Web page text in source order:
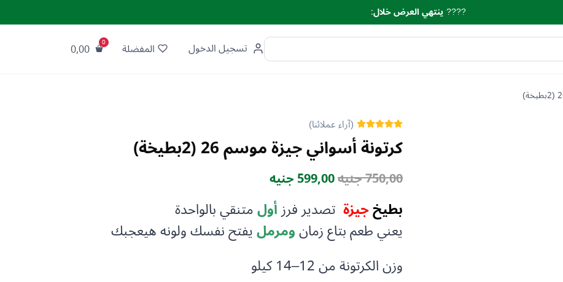
????ينتهي العرض خلال:
تسجيل الدخول المفضلة 0,00
كرتونة أسواني جيزة موسم 26 (2بطيخة)
750,00جنيهالسعر
هو:
750,00 جنيه.
599,00جنيهالسعر
الحالي
هو:
599,00 جنيه.
بطيخجيزة تصدير فرزأولمتنقي بالواحدة
يعني طعم بتاع زمانومرمليفتح نفسك ولونه هيعجبك
وزن الكرتونة من
–14 كيلو